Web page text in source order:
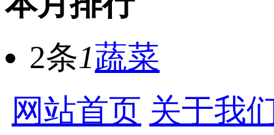
2条1蔬菜
网站首页 关于我